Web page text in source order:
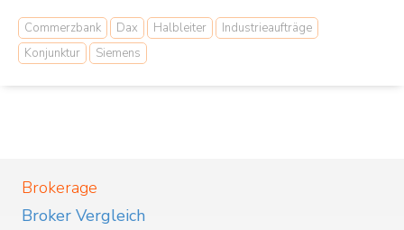
Commerzbank Dax Halbleiter
Industrieaufträge
Konjunktur
Siemens
Brokerage
Broker Vergleich